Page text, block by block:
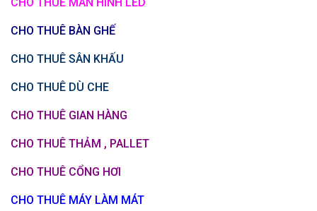
CHO THUÊ BÀN GHẾ
CHO THUÊ SÂN KHẤU
CHO THUÊ DÙ CHE
CHO THUÊ GIAN HÀNG
CHO THUÊ THẢM , PALLET
CHO THUÊ CỔNG HƠI
CHO THUÊ MÁY LÀM MÁT